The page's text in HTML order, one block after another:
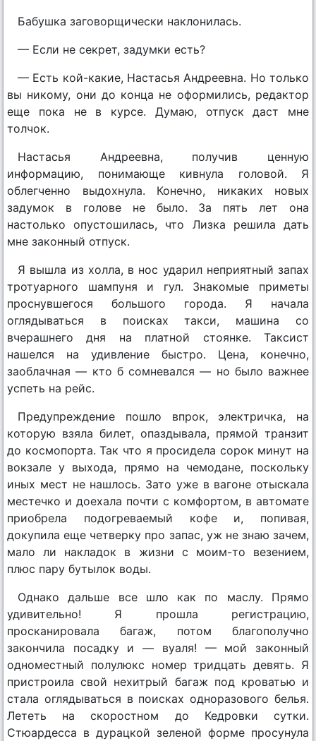
Бабушка заговорщически наклонилась.
— Если не секрет, задумки есть?
— Есть кой-какие, Настасья Андреевна. Но только
вы никому, они до конца не оформились, редактор
еще пока не в курсе. Думаю, отпуск даст мне
толчок.
Настасья Андреевна, получив ценную
информацию, понимающе кивнула головой. Я
облегченно выдохнула. Конечно, никаких новых
задумок в голове не было. За пять лет она
настолько опустошилась, что Лизка решила дать
мне законный отпуск.
Я вышла из холла, в нос ударил неприятный запах
тротуарного шампуня и гул. Знакомые приметы
проснувшегося большого города. Я начала
оглядываться в поисках такси, машина со
вчерашнего дня на платной стоянке. Таксист
нашелся на удивление быстро. Цена, конечно,
заоблачная — кто б сомневался — но было важнее
успеть на рейс.
Предупреждение пошло впрок, электричка, на
которую взяла билет, опаздывала, прямой транзит
до космопорта. Так что я просидела сорок минут на
вокзале у выхода, прямо на чемодане, поскольку
иных мест не нашлось. Зато уже в вагоне отыскала
местечко и доехала почти с комфортом, в автомате
приобрела подогреваемый кофе и, попивая,
докупила еще четверку про запас, уж не знаю зачем,
мало ли накладок в жизни с моим-то везением,
плюс пару бутылок воды.
Однако дальше все шло как по маслу. Прямо
удивительно! Я прошла регистрацию,
просканировала багаж, потом благополучно
закончила посадку и — вуаля! — мой законный
одноместный полулюкс номер тридцать девять. Я
пристроила свой нехитрый багаж под кроватью и
стала оглядываться в поисках одноразового белья.
Лететь на скоростном до Кедровки сутки.
Стюардесса в дурацкой зеленой форме просунула